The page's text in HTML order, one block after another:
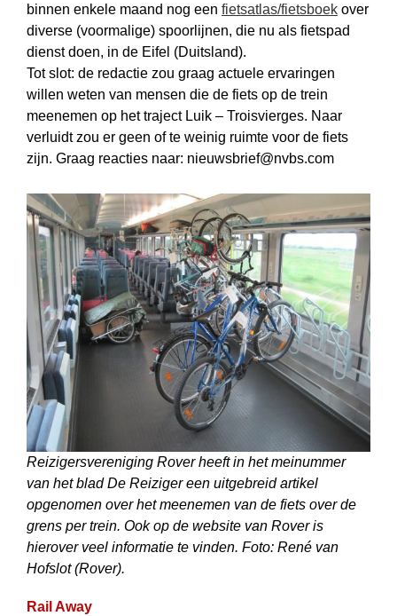
binnen enkele maand nog een fietsatlas/fietsboek over
diverse (voormalige) spoorlijnen, die nu als fietspad
dienst doen, in de Eifel (Duitsland).
Tot slot: de redactie zou graag actuele ervaringen
willen weten van mensen die de fiets op de trein
meenemen op het traject Luik – Troisvierges. Naar
verluidt zou er geen of te weinig ruimte voor de fiets
zijn. Graag reacties naar: nieuwsbrief@nvbs.com
Reizigersvereniging Rover heeft in het meinummer
van het blad De Reiziger een uitgebreid artikel
opgenomen over het meenemen van de fiets over de
grens per trein. Ook op de website van Rover is
hierover veel informatie te vinden. Foto: René van
Hofslot (Rover).
Rail Away